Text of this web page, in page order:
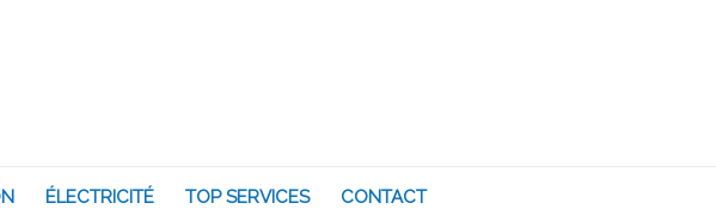
ÉLECTRICITÉ TOP SERVICES CONTACT